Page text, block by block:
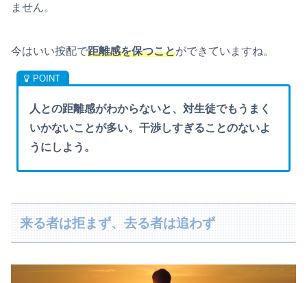
ません。
今はいい按配で距離感を保つことができていますね。
人との距離感がわからないと、対生徒でもうまく
いかないことが多い。干渉しすぎることのないよ
うにしよう。
来る者は拒まず、去る者は追わず